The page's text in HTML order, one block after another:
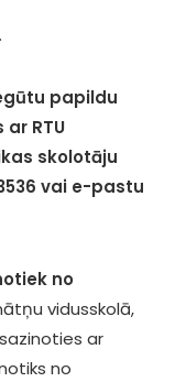
.
papildu
RTU
skolotāju
vai e-pastu
no
vidusskolā,
ar
no